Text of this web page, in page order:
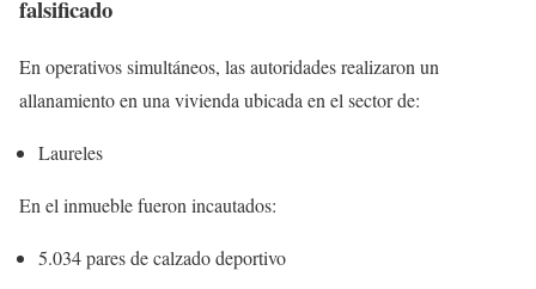
falsificado
En operativos simultáneos, las autoridades realizaron un
allanamiento en una vivienda ubicada en el sector de:
Laureles
En el inmueble fueron incautados:
5.034 pares de calzado deportivo